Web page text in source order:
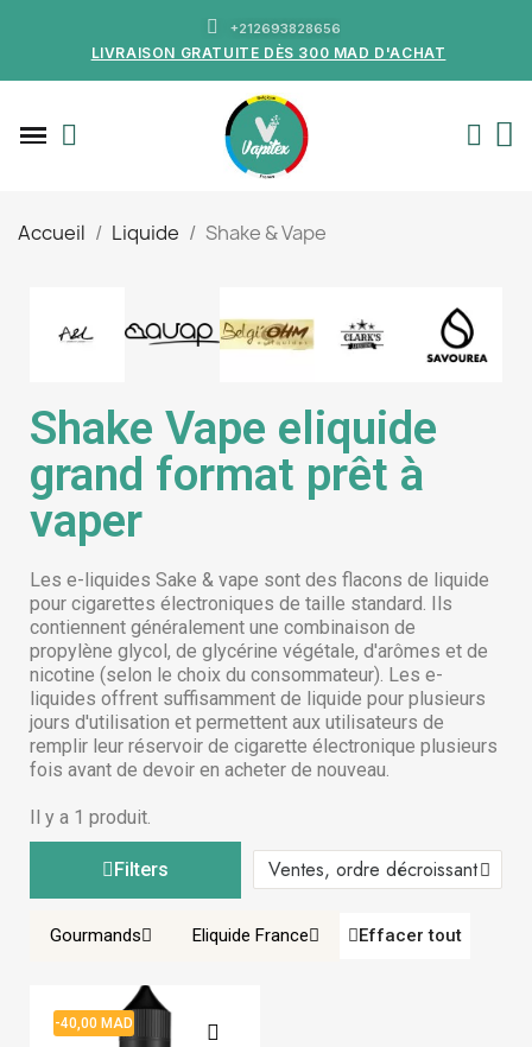
+212693828656
LIVRAISON GRATUITE DÈS 300 MAD D'ACHAT
Accueil Liquide Shake & Vape
Shake Vape eliquide
grand format prêt à
vaper
Les e-liquides Sake & vape sont des flacons de liquide
pour cigarettes électroniques de taille standard. Ils
contiennent généralement une combinaison de
propylène glycol, de glycérine végétale, d'arômes et de
nicotine (selon le choix du consommateur). Les e-
liquides offrent suffisamment de liquide pour plusieurs
jours d'utilisation et permettent aux utilisateurs de
remplir leur réservoir de cigarette électronique plusieurs
fois avant de devoir en acheter de nouveau.
Il y a 1 produit.
Filters
Gourmands Eliquide France Effacer tout
-40,00 MAD